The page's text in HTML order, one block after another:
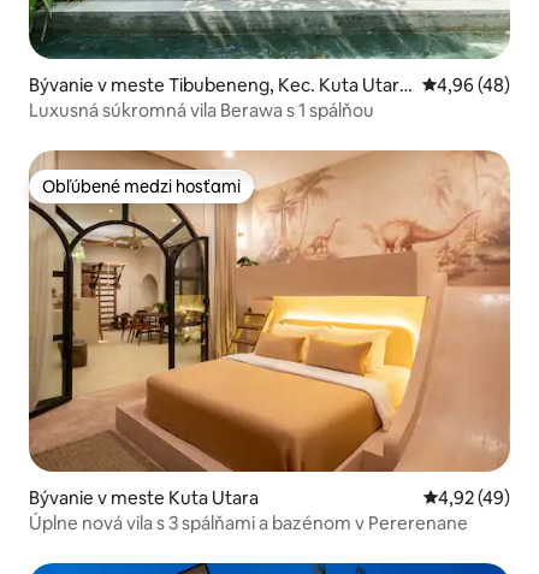
Bývanie v meste Tibubeneng, Kec. Kuta Utar
a, Kabupaten
Priemerné
4,96 (48)
Luxusná súkromná vila Berawa s 1 spálňou
Obľúbené medzi hosťami
Obľúbené medzi hosťami
Bývanie v meste Kuta Utara Priemerné
4,92 (49)
Úplne nová vila s 3 spálňami a bazénom v Pererenane